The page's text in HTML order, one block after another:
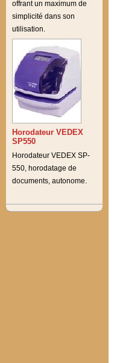
offrant un maximum de
simplicité dans son
utilisation.
Horodateur VEDEX
SP550
Horodateur VEDEX SP-
550, horodatage de
documents, autonome.